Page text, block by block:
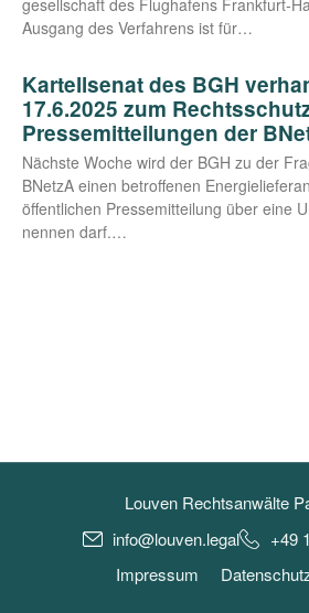
ge­sell­schaft des Flug­ha­fens Fran­k­­furt-
Aus­gang des Ver­fah­rens ist für…
Kartellsenat des BGH
17.6.2025 zum
Pressemitteilungen der
Nächs­te Woche wird der BGH zu der
BNetzA einen betrof­fe­nen
öffent­li­chen Pres­se­mit­tei­lung über eine
nen­nen darf.…
Louven Rechtsanwälte
info@louven.legal
+49
Impressum